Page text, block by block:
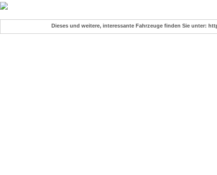
Dieses und weitere, interessante Fahrzeuge finden Sie unter: